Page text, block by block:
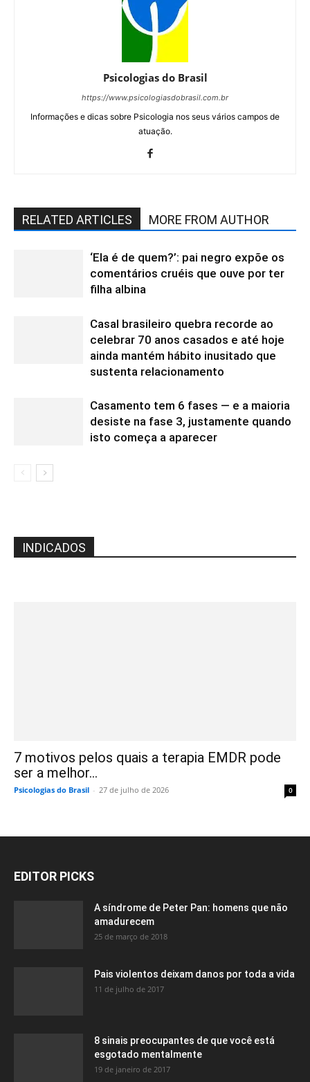
Psicologias do Brasil
https://www.psicologiasdobrasil.com.br
Informações e dicas sobre Psicologia nos seus vários campos de
atuação.
RELATED ARTICLES MORE FROM AUTHOR
‘Ela é de quem?’: pai negro expõe os
comentários cruéis que ouve por ter
filha albina
Casal brasileiro quebra recorde ao
celebrar 70 anos casados e até hoje
ainda mantém hábito inusitado que
sustenta relacionamento
Casamento tem 6 fases — e a maioria
desiste na fase 3, justamente quando
isto começa a aparecer
INDICADOS
7 motivos pelos quais a terapia EMDR pode
ser a melhor...
Psicologias do Brasil - 27 de julho de 2026 0
EDITOR PICKS
A síndrome de Peter Pan: homens que não
amadurecem
25 de março de 2018
Pais violentos deixam danos por toda a vida
11 de julho de 2017
8 sinais preocupantes de que você está
esgotado mentalmente
19 de janeiro de 2017